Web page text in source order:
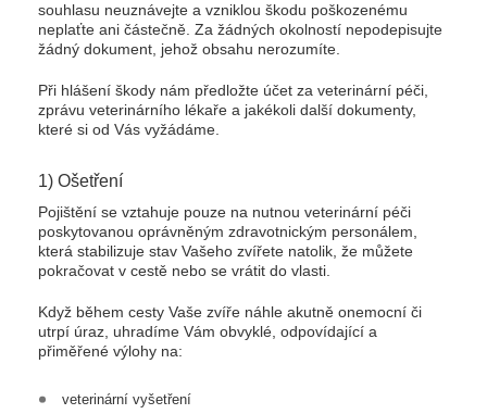
souhlasu neuznávejte a vzniklou škodu poškozenému
neplaťte ani částečně. Za žádných okolností nepodepisujte
žádný dokument, jehož obsahu nerozumíte.
Při hlášení škody nám předložte účet za veterinární péči,
zprávu veterinárního lékaře a jakékoli další dokumenty,
které si od Vás vyžádáme.
1) Ošetření
Pojištění se vztahuje pouze na nutnou veterinární péči
poskytovanou oprávněným zdravotnickým personálem,
která stabilizuje stav Vašeho zvířete natolik, že můžete
pokračovat v cestě nebo se vrátit do vlasti.
Když během cesty Vaše zvíře náhle akutně onemocní či
utrpí úraz, uhradíme Vám obvyklé, odpovídající a
přiměřené výlohy na:
veterinární vyšetření